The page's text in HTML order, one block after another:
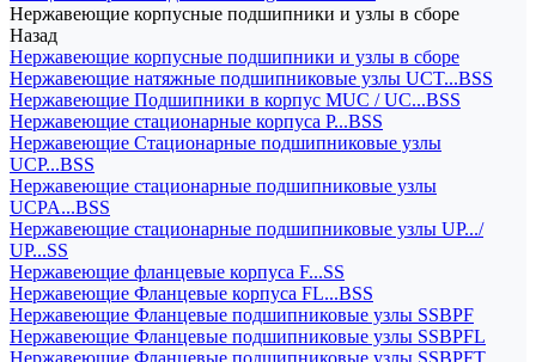
Нержавеющие корпусные подшипники и узлы в сборе
Назад
Нержавеющие корпусные подшипники и узлы в сборе
Нержавеющие натяжные подшипниковые узлы UCT...BSS
Нержавеющие Подшипники в корпус MUC / UC...BSS
Нержавеющие стационарные корпуса P...BSS
Нержавеющие Стационарные подшипниковые узлы
UCP...BSS
Нержавеющие стационарные подшипниковые узлы
UCPA...BSS
Нержавеющие стационарные подшипниковые узлы UP.../
UP...SS
Нержавеющие фланцевые корпуса F...SS
Нержавеющие Фланцевые корпуса FL...BSS
Нержавеющие Фланцевые подшипниковые узлы SSBPF
Нержавеющие Фланцевые подшипниковые узлы SSBPFL
Нержавеющие Фланцевые подшипниковые узлы SSBPFT